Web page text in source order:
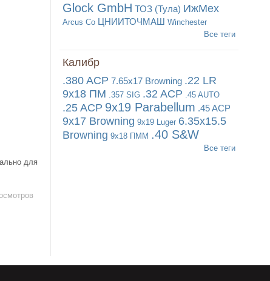
для
Glock GmbH ТОЗ (Тула) ИжМех
Arcus Co ЦНИИТОЧМАШ Winchester
Все теги
Калибр
.380 ACP 7.65x17 Browning .22 LR
9x18 ПМ .357 SIG .32 ACP .45 AUTO
.25 ACP 9x19 Parabellum .45 ACP
9x17 Browning 9x19 Luger 6.35x15.5
Browning 9x18 ПММ .40 S&W
Все теги